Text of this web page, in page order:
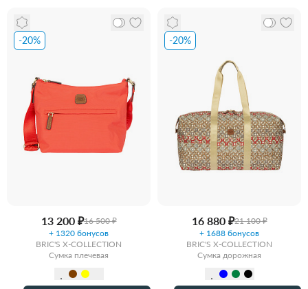
-20%
13 200 ₽16 500 ₽
+ 1320 бонусов
BRIC'S X-COLLECTION
Сумка плечевая
-20%
16 880 ₽21 100 ₽
+ 1688 бонусов
BRIC'S X-COLLECTION
Сумка дорожная